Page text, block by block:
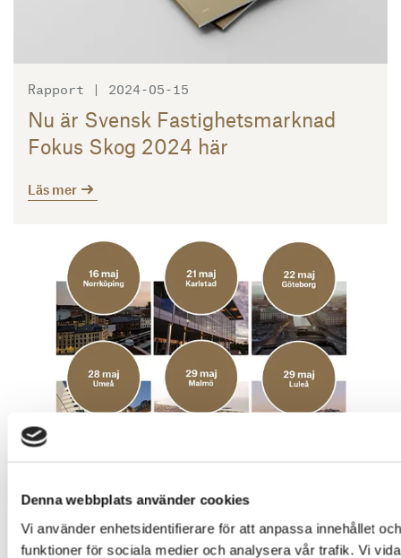
Denna webbplats använder cookies
Vi använder enhetsidentifierare för att anpassa innehållet
funktioner för sociala medier och analysera vår trafik. Vi
Rapport | 2024-05-15
Nu är Svensk Fastighetsmarknad
Fokus Skog 2024 här
Läs mer
Evenemang | 2024-04-19
Anmäl dig till Svefa on tour 2024